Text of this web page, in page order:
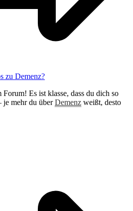
zu Demenz?
Es ist klasse, dass du dich so
je mehr du überDemenz weißt, desto